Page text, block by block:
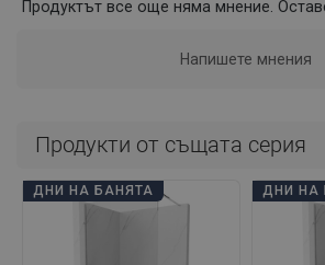
Продуктът все още няма мнение.
Напишете мнения
Продукти от същата серия
ДНИ НА БАНЯТА ДНИ НА